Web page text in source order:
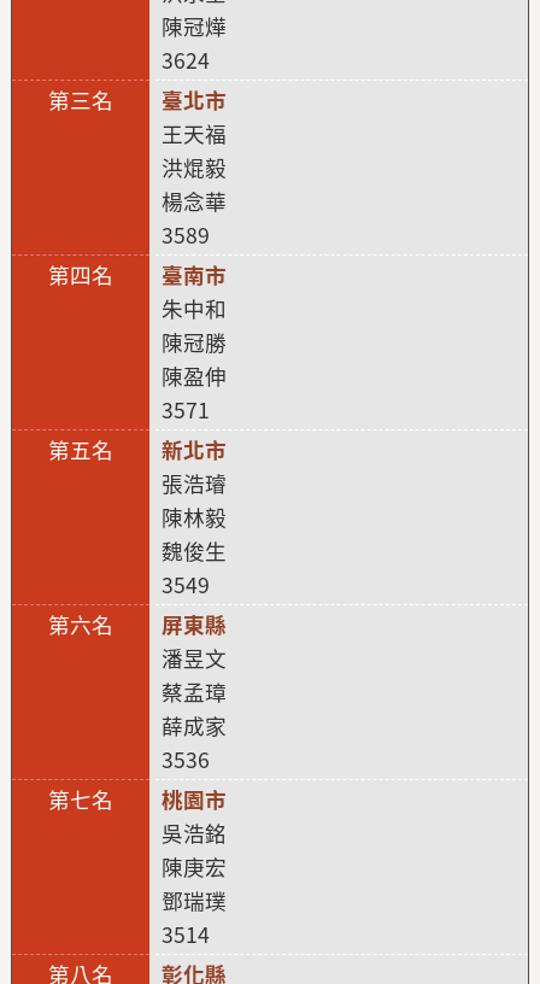
陳冠燁
3624
臺北市
王天福
洪焜毅
楊念華
3589
臺南市
朱中和
陳冠勝
陳盈伸
3571
新北市
張浩璿
陳林毅
魏俊生
3549
屏東縣
潘昱文
蔡孟璋
薛成家
3536
桃園市
吳浩銘
陳庚宏
鄧瑞璞
3514
彰化縣